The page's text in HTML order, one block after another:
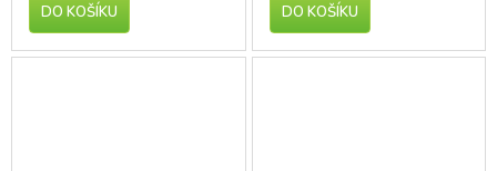
DO KOŠÍKU DO KOŠÍKU